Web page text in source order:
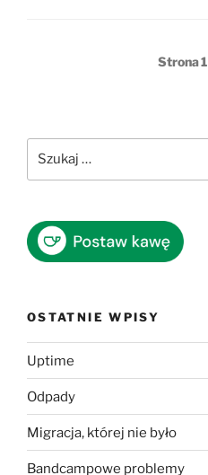
Strona1
OSTATNIE WPISY
Uptime
Odpady
Migracja, której nie było
Bandcampowe problemy